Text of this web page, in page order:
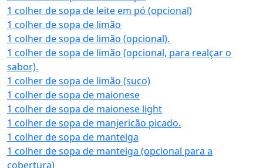
1 colher de sopa de leite em pó (opcional)
1 colher de sopa de limão
1 colher de sopa de limão (opcional).
1 colher de sopa de limão (opcional, para realçar o
sabor).
1 colher de sopa de limão (suco)
1 colher de sopa de maionese
1 colher de sopa de maionese light
1 colher de sopa de manjericão picado.
1 colher de sopa de manteiga
1 colher de sopa de manteiga (opcional para a
cobertura)